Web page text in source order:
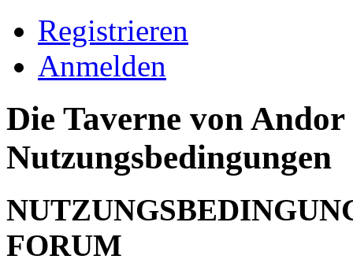
Registrieren
Anmelden
Die Taverne von Andor
Nutzungsbedingungen
FORUM